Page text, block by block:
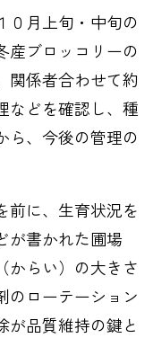
０月上旬・中旬の
産ブロッコリーの
関係者合わせて約
などを確認し、種
ら、今後の管理の
前に、生育状況を
が書かれた圃場
からい）の大きさ
のローテーション
が品質維持の鍵と